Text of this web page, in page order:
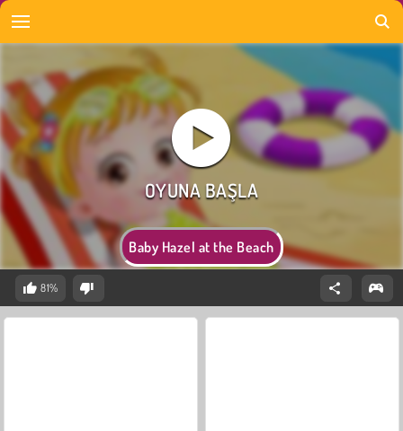
Baby Hazel at the Beach
81%